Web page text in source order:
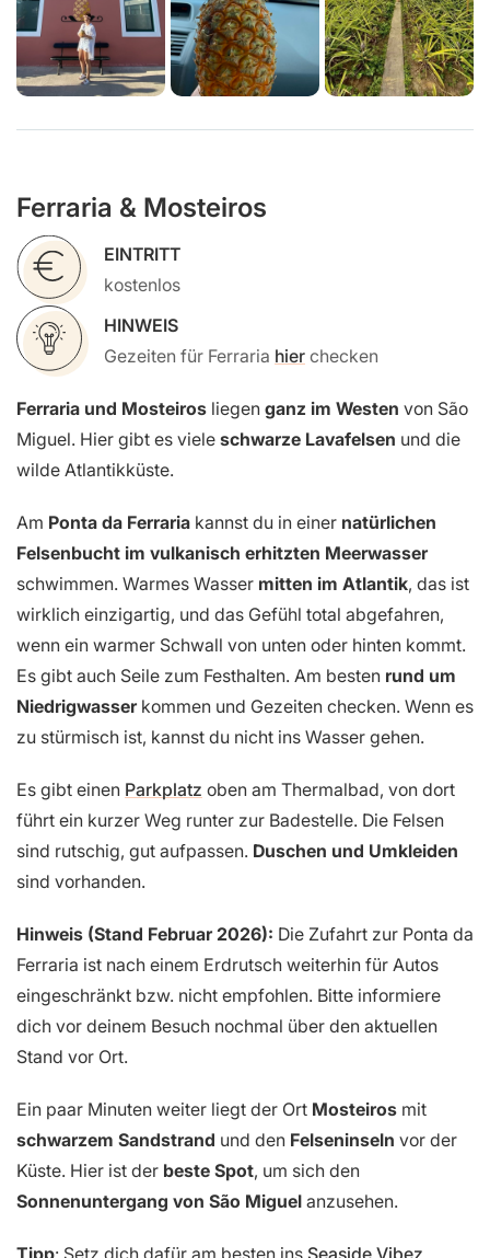
Ferraria & Mosteiros
EINTRITT
kostenlos
HINWEIS
Gezeiten für Ferraria hier checken
Ferraria und Mosteiros liegen ganz im Westen von São
Miguel. Hier gibt es viele schwarze Lavafelsen und die
wilde Atlantikküste.
Am Ponta da Ferraria kannst du in einer natürlichen
Felsenbucht im vulkanisch erhitzten Meerwasser
schwimmen. Warmes Wasser mitten im Atlantik, das ist
wirklich einzigartig, und das Gefühl total abgefahren,
wenn ein warmer Schwall von unten oder hinten kommt.
Es gibt auch Seile zum Festhalten. Am besten rund um
Niedrigwasser kommen und Gezeiten checken. Wenn es
zu stürmisch ist, kannst du nicht ins Wasser gehen.
Es gibt einen Parkplatz oben am Thermalbad, von dort
führt ein kurzer Weg runter zur Badestelle. Die Felsen
sind rutschig, gut aufpassen. Duschen und Umkleiden
sind vorhanden.
Hinweis (Stand Februar 2026): Die Zufahrt zur Ponta da
Ferraria ist nach einem Erdrutsch weiterhin für Autos
eingeschränkt bzw. nicht empfohlen. Bitte informiere
dich vor deinem Besuch nochmal über den aktuellen
Stand vor Ort.
Ein paar Minuten weiter liegt der Ort Mosteiros mit
schwarzem Sandstrand und den Felseninseln vor der
Küste. Hier ist der beste Spot, um sich den
Sonnenuntergang von São Miguel anzusehen.
Tipp: Setz dich dafür am besten ins Seaside Vibez